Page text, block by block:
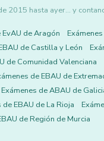
2015 hasta ayer... y
EvAU de Aragón
de Castilla y León
de Comunidad Valenciana
de EBAU de
Exámenes de ABAU de
de EBAU de La Rioja
de Región de Murcia